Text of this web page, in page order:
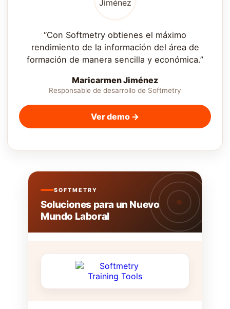
“Con Softmetry obtienes el máximo
rendimiento de la información del área de
formación de manera sencilla y económica.”
Maricarmen Jiménez
Responsable de desarrollo de Softmetry
Ver demo →
SOFTMETRY
Soluciones para un Nuevo
Mundo Laboral